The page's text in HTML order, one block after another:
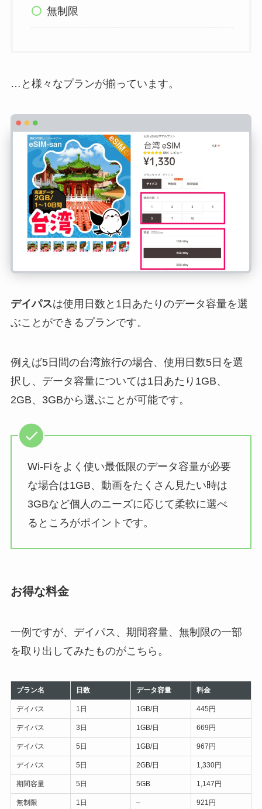
無制限
…と様々なプランが揃っています。
デイパスは使用日数と1日あたりのデータ容量を選
ぶことができるプランです。
例えば5日間の台湾旅行の場合、使用日数5日を選
択し、データ容量については1日あたり1GB、
2GB、3GBから選ぶことが可能です。
Wi-Fiをよく使い最低限のデータ容量が必要
な場合は1GB、動画をたくさん見たい時は
3GBなど個人のニーズに応じて柔軟に選べ
るところがポイントです。
お得な料金
一例ですが、デイパス、期間容量、無制限の一部
を取り出してみたものがこちら。
プラン名 日数 データ容量 料金
デイパス 1日 1GB/日 445円
デイパス 3日 1GB/日 669円
デイパス 5日 1GB/日 967円
デイパス 5日 2GB/日 1,330円
期間容量 5日 5GB 1,147円
無制限 1日 – 921円